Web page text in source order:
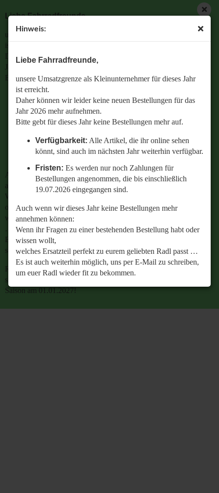
Hinweis:
Liebe Fahrradfreunde,
unsere Umsatzgrenze als Kleinunternehmer für dieses Jahr
ist erreicht.
Daher können wir leider keine neuen Bestellungen für das
Jahr 2026 mehr aufnehmen.
Bitte gebt für dieses Jahr keine Bestellungen mehr auf.
Verfügbarkeit: Alle Artikel, die ihr online sehen
könnt, sind auch im nächsten Jahr weiterhin verfügbar.
Fristen: Es werden nur noch Zahlungen für
Bestellungen angenommen, die bis einschließlich
19.07.2026 eingegangen sind.
Auch wenn wir dieses Jahr keine Bestellungen mehr
annehmen können:
Wenn ihr Fragen zu einer bestehenden Bestellung habt oder
wissen wollt,
welches Ersatzteil perfekt zu eurem geliebten Radl passt …
Es ist auch weiterhin möglich, uns per E-Mail zu schreiben,
um euer Radl wieder fit zu bekommen.
Retrobike wünscht euch eine gesunde Radlzeit und freut
Liebe Fahrradfreunde,
unsere Umsatzgrenze als Kleinunternehmer für dieses Jahr
ist erreicht.
Daher können wir leider keine neuen Bestellungen für das
Jahr 2026 mehr aufnehmen.
Bitte gebt für dieses Jahr keine Bestellungen mehr auf.
Verfügbarkeit: Alle Artikel, die ihr online sehen
könnt, sind auch im nächsten Jahr weiterhin
verfügbar.
Bestellungen angenommen, die bis einschließlich
19.07.2026 eingegangen sind.
Auch wenn wir dieses Jahr keine Bestellungen mehr
annehmen können:
Wenn ihr Fragen zu einer bestehenden Bestellung habt
oder wissen wollt,
welches Ersatzteil perfekt zu eurem geliebten Radl passt
…
Es ist auch weiterhin möglich, uns per E-Mail zu
schreiben, um euer Radl wieder fit zu bekommen.
Retrobike wünscht euch eine gesunde Radlzeit und freut
sich schon jetzt auf den gemeinsamen Start in die neue
Saison am 01.01.2027!